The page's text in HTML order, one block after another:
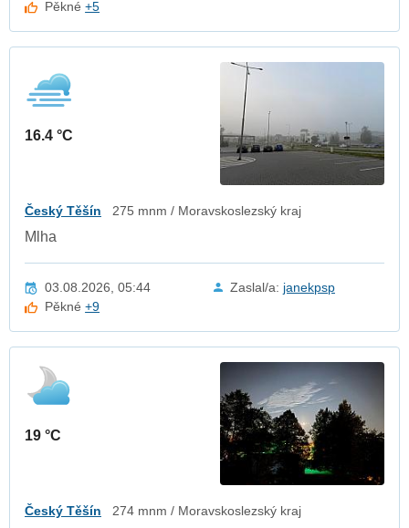
Pěkné+5
16.4 °C
Český Těšín 275 mnm / Moravskoslezský kraj
Mlha
03.08.2026, 05:44 Zaslal/a: janekpsp
Pěkné+9
19 °C
Český Těšín 274 mnm / Moravskoslezský kraj